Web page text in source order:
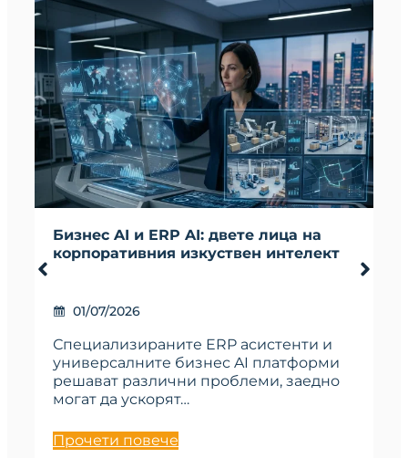
Бизнес AI и ERP AI: двете лица на
корпоративния изкуствен интелект
01/07/2026
Специализираните ERP асистенти и
универсалните бизнес AI платформи
решават различни проблеми, заедно
могат да ускорят…
Прочети повече